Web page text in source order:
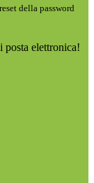
della password
posta elettronica!